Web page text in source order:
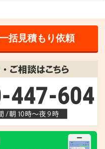
括見積もり依頼